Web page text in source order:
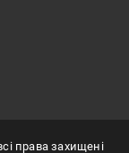
права захищені